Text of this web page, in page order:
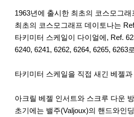
1963년에 출시한 최초의 코스모그
최초의 코스모그래프 데이토나는
타키미터 스케일이 다이얼에, Ref.
6240, 6241, 6262, 6264, 6265, 6263
타키미터 스케일을 직접 새긴 베젤
아크릴 베젤 인서트와 스크루 다운
초기에는 밸주(Valjoux)의 핸드와인